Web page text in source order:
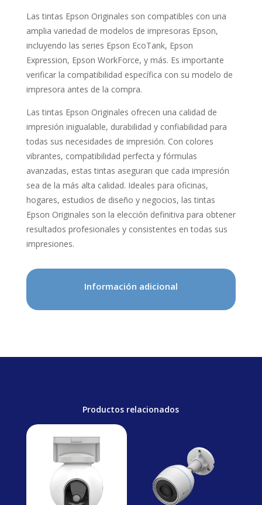
Las tintas Epson Originales son compatibles con una
amplia variedad de modelos de impresoras Epson,
incluyendo las series Epson EcoTank, Epson
Expression, Epson WorkForce, y más. Es importante
verificar la compatibilidad específica con su modelo de
impresora antes de la compra.
Las tintas Epson Originales ofrecen una calidad de
impresión inigualable, durabilidad y confiabilidad para
todas sus necesidades de impresión. Con colores
vibrantes, compatibilidad perfecta y fórmulas
avanzadas, estas tintas aseguran que cada impresión
sea de la más alta calidad. Ideales para oficinas,
hogares, estudios de diseño y negocios, las tintas
Epson Originales son la elección definitiva para obtener
resultados profesionales y consistentes en todas sus
impresiones.
Información adicional
Productos relacionados